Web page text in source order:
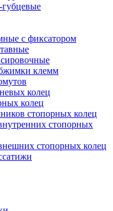
с фиксатором
клемм
колец
колец
стопорных колец
стопорных
стопорных колец